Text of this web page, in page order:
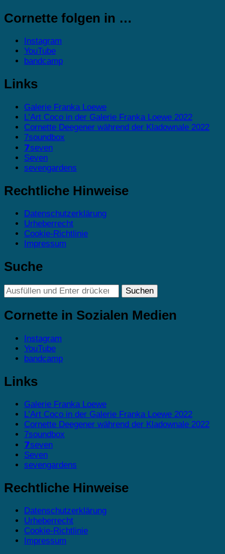
Cornette folgen in …
Instagram
YouTube
bandcamp
Links
Galerie Franka Loewe
L’Art Coco in der Galerie Franka Loewe 2022
Cornette Deegener während der Kladownale 2022
7soundbox
𝟳seven
Seven
sevengardens
Rechtliche Hinweise
Datenschutzerklärung
Urheberrecht
Cookie-Richtlinie
Impressum
Suche
Suchst
du
nach
etwas?
Cornette in Sozialen Medien
Instagram
YouTube
bandcamp
Links
Galerie Franka Loewe
L’Art Coco in der Galerie Franka Loewe 2022
Cornette Deegener während der Kladownale 2022
7soundbox
𝟳seven
Seven
sevengardens
Rechtliche Hinweise
Datenschutzerklärung
Urheberrecht
Cookie-Richtlinie
Impressum